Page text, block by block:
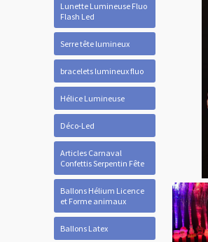
Lunette Lumineuse Fluo
Flash Led
Serre tête lumineux
bracelets lumineux fluo
Hélice Lumineuse
Déco-Led
Articles Carnaval
Confettis Serpentin Fête
Ballons Hélium Licence
et Forme animaux
Ballons Latex